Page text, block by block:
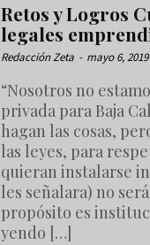
Retos y Logros
legales
Redacción Zeta - mayo 6, 2019
“Nosotros no
privada para Baja
hagan las cosas,
las leyes, para
quieran instalarse
les señalara) no
propósito es
yendo […]